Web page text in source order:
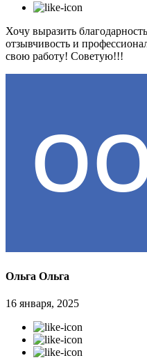
Хочу выразить
отзывчивость и
свою работу! Советую!!!
Ольга Ольга
16 января, 2025